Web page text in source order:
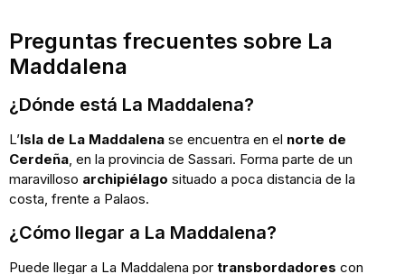
Preguntas frecuentes sobre La
Maddalena
¿Dónde está La Maddalena?
L’Isla de La Maddalena se encuentra en el norte de
Cerdeña, en la provincia de Sassari. Forma parte de un
maravilloso archipiélago situado a poca distancia de la
costa, frente a Palaos.
¿Cómo llegar a La Maddalena?
Puede llegar a La Maddalena por transbordadores con